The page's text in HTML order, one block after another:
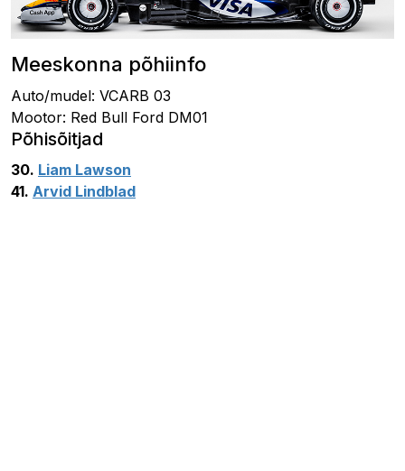
Meeskonna põhiinfo
Auto/mudel: VCARB 03
Mootor: Red Bull Ford DM01
Põhisõitjad
30. Liam Lawson
41. Arvid Lindblad